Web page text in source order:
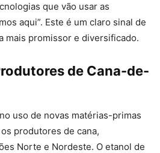
que vão usar as
aqui”. Este é um claro sinal de
mais promissor e diversificado.
de Cana-de-
uso de novas matérias-primas
produtores de cana,
Norte e Nordeste. O etanol de